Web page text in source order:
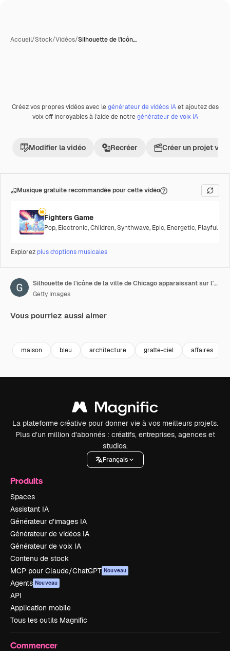
Accueil/Stock/Vidéos/Silhouette de l'icôn…
Premium
Créez vos propres vidéos avec legénérateur de vidéos IAet ajoutez des
voix off incroyables à l’aide de notregénérateur de voix IA
Modifier la vidéo Recréer Créer un projet
Musique gratuite recommandée pour cette vidéo
Fighters Game
Pop, Electronic,Children,Synthwave, Epic, Energetic, Playful
Explorez plus d’options musicales
Silhouette de l'icône de la ville de Chicago apparaissant sur l'écran vert
Getty Images
Vous pourriez aussi aimer
maison bleu architecture gratte-ciel affaires
La plateforme créative pour donner vie à vos meilleurs projets.
Plus d’un million d’abonnés : créatifs, entreprises, agences et
studios.
Français
Produits
Spaces
Assistant IA
Générateur d’images IA
Générateur de vidéos IA
Générateur de voix IA
Contenu de stock
MCP pour Claude/ChatGPT Nouveau
Agents Nouveau
API
Application mobile
Tous les outils Magnific
Commencer